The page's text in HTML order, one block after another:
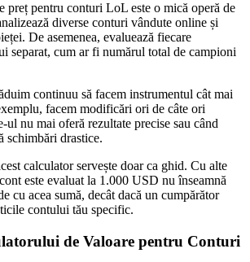
preț pentru conturi LoL este o mică operă de
diverse conturi vândute online și
De asemenea, evaluează fiecare
separat, cum ar fi numărul total de campioni
continuu să facem instrumentul cât mai
facem modificări ori de câte ori
ul nu mai oferă rezultate precise sau când
schimbări drastice.
calculator servește doar ca ghid. Cu alte
este evaluat la 1.000 USD nu înseamnă
cu acea sumă, decât dacă un cumpărător
contului tău specific.
de Valoare pentru Conturi